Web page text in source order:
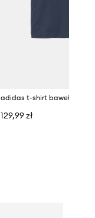
adidas t-shirt bawełniany
129,99 zł